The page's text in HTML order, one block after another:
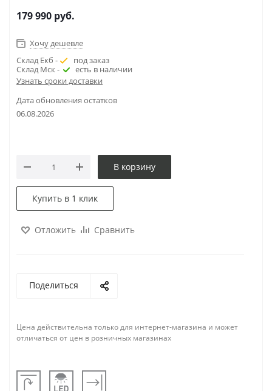
179 990 руб.
Хочу дешевле
Склад Екб -
под заказ
Склад Мск -
есть в наличии
Узнать сроки доставки
Дата обновления остатков
06.08.2026
В корзину
Купить в 1 клик
Отложить Сравнить
Поделиться
Цена действительна только для интернет-магазина и может
отличаться от цен в розничных магазинах